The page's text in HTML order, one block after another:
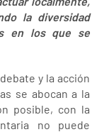
la diversidad
en los que se
y la acción
se abocan a la
posible, con la
no puede